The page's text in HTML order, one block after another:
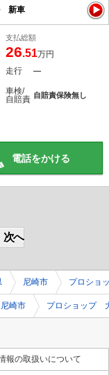
新車
支払総額
26.51万円
走行 ―
車検/
自賠責 自賠責保険無し
話をかける
次へ
尼崎市 プロショ
尼崎市 プロショップ
報の取扱いについて